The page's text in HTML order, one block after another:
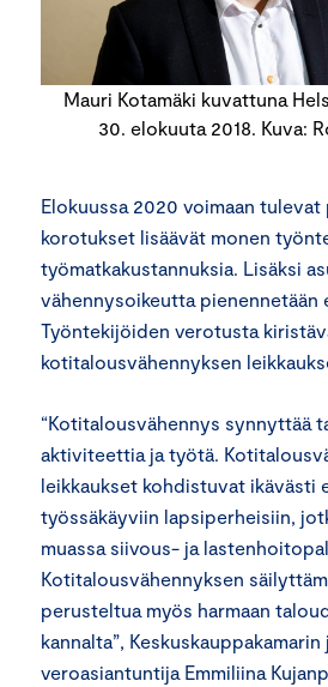
Mauri Kotamäki kuvattuna
30. elokuuta 2018. Kuva:
Elokuussa 2020 voimaan
korotukset lisäävät monen
työmatkakustannuksia. Lisäksi
vähennysoikeutta pienennetään
Työntekijöiden verotusta
kotitalousvähennyksen
“Kotitalousvähennys synnyttää
aktiviteettia ja työtä.
leikkaukset kohdistuvat ikävästi
työssäkäyviin lapsiperheisiin,
muassa siivous- ja
Kotitalousvähennyksen
perusteltua myös harmaan
kannalta”,
veroasiantuntija Emmiliina